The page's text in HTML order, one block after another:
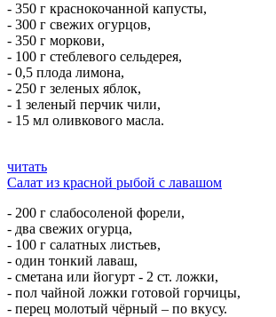
- 350 г краснокочанной капусты,
- 300 г свежих огурцов,
- 350 г моркови,
- 100 г стеблевого сельдерея,
- 0,5 плода лимона,
- 250 г зеленых яблок,
- 1 зеленый перчик чили,
- 15 мл оливкового масла.
читать
Салат из красной рыбой с лавашом
- 200 г слабосоленой форели,
- два свежих огурца,
- 100 г салатных листьев,
- один тонкий лаваш,
- сметана или йогурт - 2 ст. ложки,
- пол чайной ложки готовой горчицы,
- перец молотый чёрный – по вкусу.